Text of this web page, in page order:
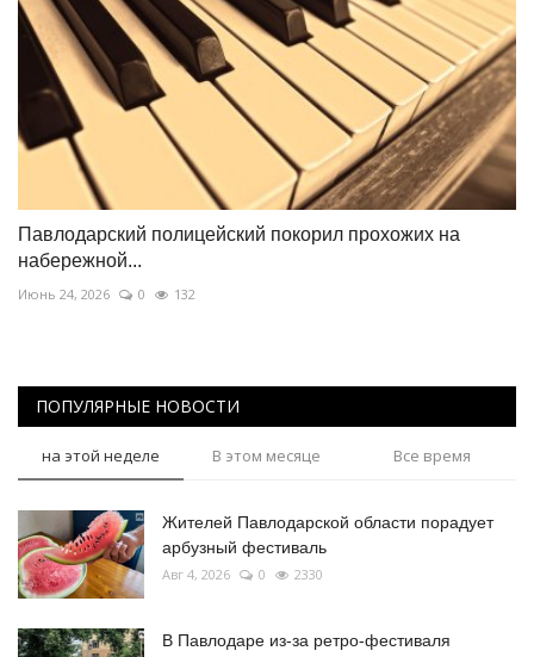
Павлодарский полицейский покорил прохожих на
набережной...
Июнь 24, 2026 0 132
ПОПУЛЯРНЫЕ НОВОСТИ
на этой неделе В этом месяце Все время
Жителей Павлодарской области порадует
арбузный фестиваль
Авг 4, 2026 0 2330
В Павлодаре из-за ретро-фестиваля